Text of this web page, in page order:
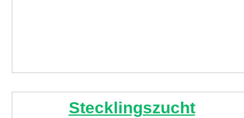
Stecklingszucht